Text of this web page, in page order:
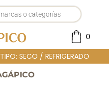
0
SECO / REFRIGERADO